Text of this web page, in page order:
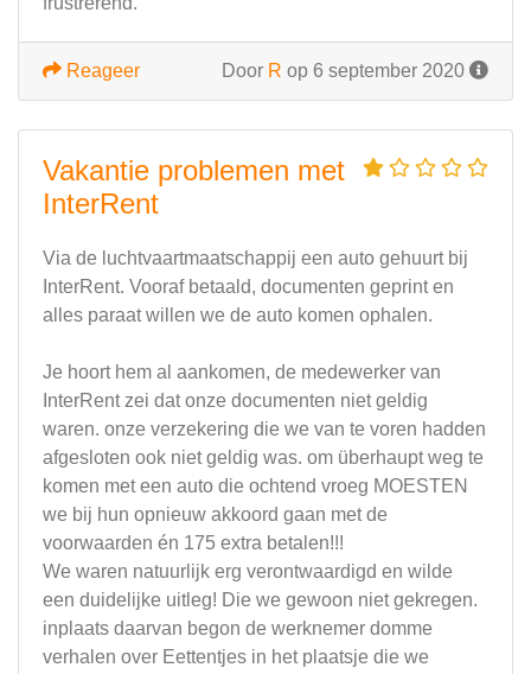
Door R op 6 september 2020
Reageer
Vakantie problemen met
InterRent
Via de luchtvaartmaatschappij een auto gehuurt bij
InterRent. Vooraf betaald, documenten geprint en
alles paraat willen we de auto komen ophalen.
Je hoort hem al aankomen, de medewerker van
InterRent zei dat onze documenten niet geldig
waren. onze verzekering die we van te voren hadden
afgesloten ook niet geldig was. om überhaupt weg te
komen met een auto die ochtend vroeg MOESTEN
we bij hun opnieuw akkoord gaan met de
voorwaarden én 175 extra betalen!!!
We waren natuurlijk erg verontwaardigd en wilde
een duidelijke uitleg! Die we gewoon niet gekregen.
inplaats daarvan begon de werknemer domme
verhalen over Eettentjes in het plaatsje die we